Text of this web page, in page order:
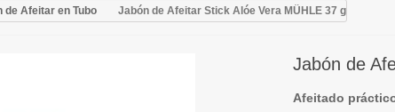
de Afeitar en Tubo Jabón de Afeitar Stick Alóe Vera MÜHLE 37 g
Jabón de
Afeitado